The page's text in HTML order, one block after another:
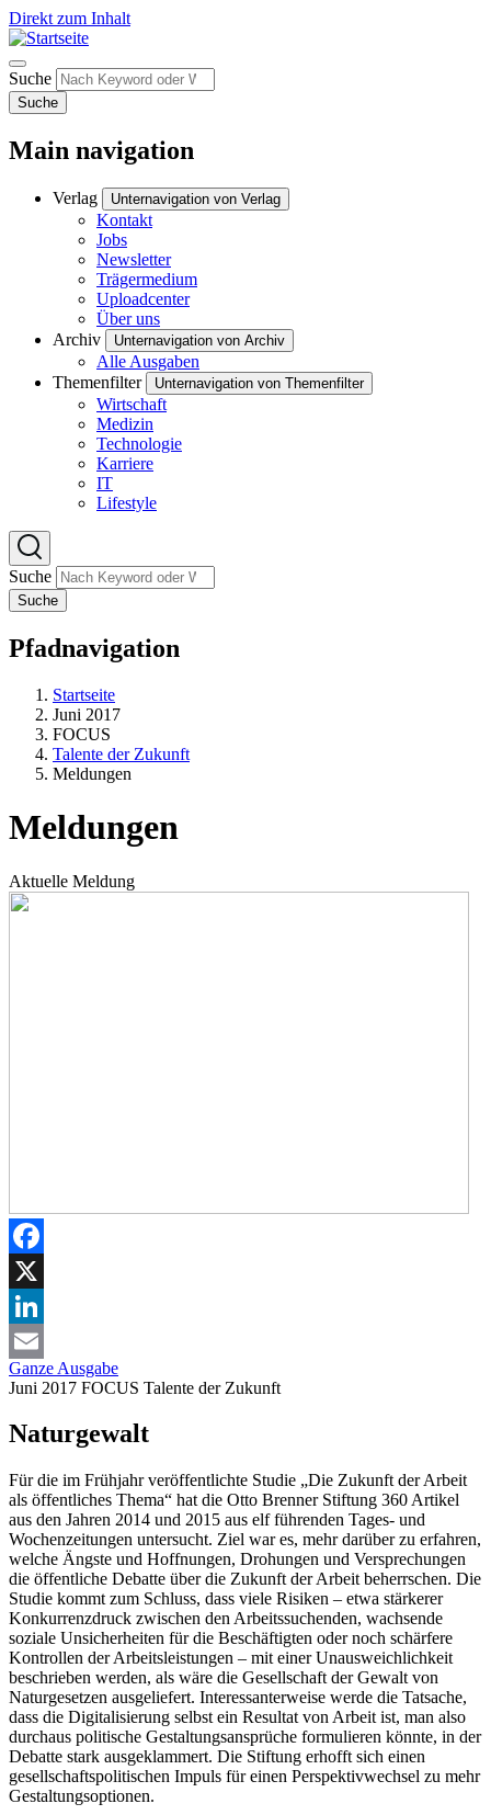
Direkt zum Inhalt
Suche
Suche
Main navigation
Verlag Unternavigation von Verlag
Kontakt
Jobs
Newsletter
Trägermedium
Uploadcenter
Über uns
Archiv
Unternavigation von Archiv
Alle Ausgaben
Themenfilter
Unternavigation von Themenfilter
Wirtschaft
Medizin
Technologie
Karriere
IT
Lifestyle
Suche
Suche
Pfadnavigation
Startseite
Juni 2017
FOCUS
Talente der Zukunft
Meldungen
Meldungen
Aktuelle Meldung
Facebook
X
LinkedIn
Email
Ganze Ausgabe
Juni 2017 FOCUS Talente der Zukunft
Naturgewalt
Für die im Frühjahr veröffentlichte Studie „Die Zukunft der Arbeit
als öffentliches Thema“ hat die Otto Brenner Stiftung 360 Artikel
aus den Jahren 2014 und 2015 aus elf führenden Tages- und
Wochenzeitungen untersucht. Ziel war es, mehr darüber zu erfahren,
welche Ängste und Hoffnungen, Drohungen und Versprechungen
die öffentliche Debatte über die Zukunft der Arbeit beherrschen. Die
Studie kommt zum Schluss, dass viele Risiken – etwa stärkerer
Konkurrenzdruck zwischen den Arbeitssuchenden, wachsende
soziale Unsicherheiten für die Beschäftigten oder noch schärfere
Kontrollen der Arbeitsleistungen – mit einer Unausweichlichkeit
beschrieben werden, als wäre die Gesellschaft der Gewalt von
Naturgesetzen ausgeliefert. Interessanterweise werde die Tatsache,
dass die Digitalisierung selbst ein Resultat von Arbeit ist, man also
durchaus politische Gestaltungsansprüche formulieren könnte, in der
Debatte stark ausgeklammert. Die Stiftung erhofft sich einen
gesellschaftspolitischen Impuls für einen Perspektivwechsel zu mehr
Gestaltungsoptionen.